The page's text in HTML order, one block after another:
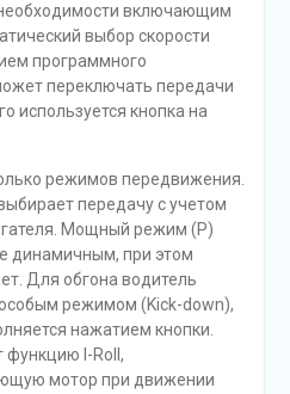
включающим
выбор скорости
программного
переключать передачи
используется кнопка на
режимов передвижения.
передачу с учетом
Мощный режим (Р)
динамичным, при этом
Для обгона водитель
режимом (Kick-down),
нажатием кнопки.
функцию I-Roll,
мотор при движении